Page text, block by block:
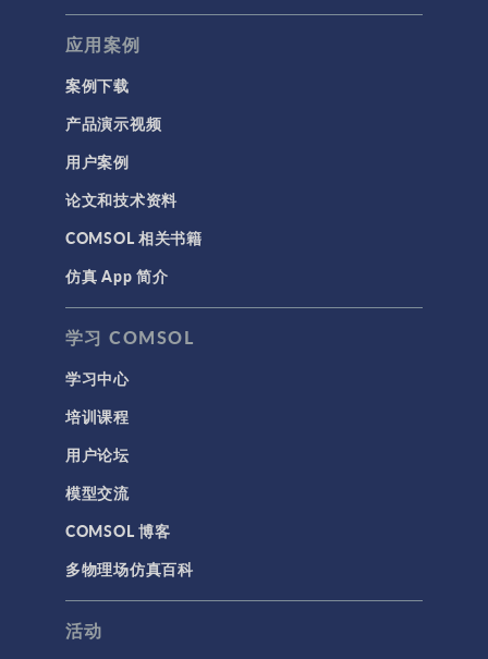
应用案例
案例下载
产品演示视频
用户案例
论文和技术资料
COMSOL 相关书籍
仿真 App 简介
学习 COMSOL
学习中心
培训课程
用户论坛
模型交流
COMSOL 博客
多物理场仿真百科
活动